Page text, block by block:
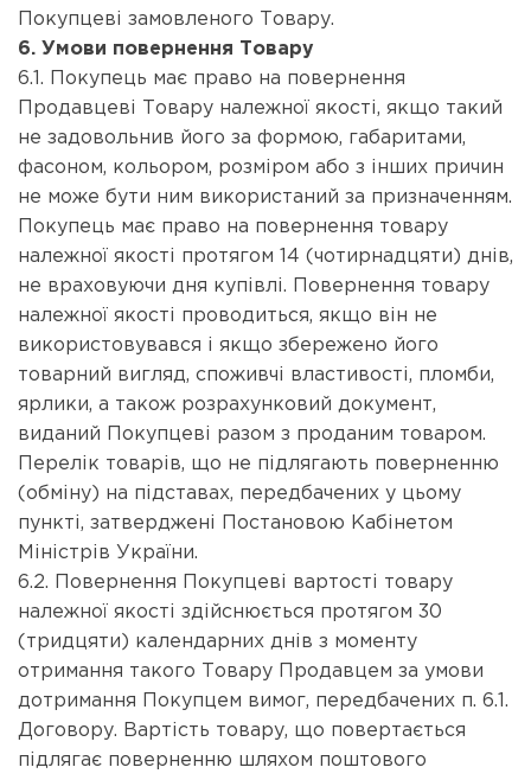
Покупцеві замовленого Товару.
6. Умови повернення Товару
6.1. Покупець має право на повернення
Продавцеві Товару належної якості, якщо такий
не задовольнив його за формою, габаритами,
фасоном, кольором, розміром або з інших причин
не може бути ним використаний за призначенням.
Покупець має право на повернення товару
належної якості протягом 14 (чотирнадцяти) днів,
не враховуючи дня купівлі. Повернення товару
належної якості проводиться, якщо він не
використовувався і якщо збережено його
товарний вигляд, споживчі властивості, пломби,
ярлики, а також розрахунковий документ,
виданий Покупцеві разом з проданим товаром.
Перелік товарів, що не підлягають поверненню
(обміну) на підставах, передбачених у цьому
пункті, затверджені Постановою Кабінетом
Міністрів України.
6.2. Повернення Покупцеві вартості товару
належної якості здійснюється протягом 30
(тридцяти) календарних днів з моменту
отримання такого Товару Продавцем за умови
дотримання Покупцем вимог, передбачених п. 6.1.
Договору. Вартість товару, що повертається
підлягає поверненню шляхом поштового